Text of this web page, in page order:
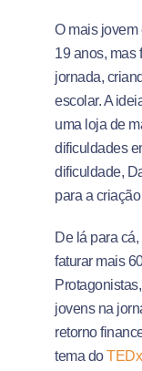
O mais jovem
19 anos, mas
jornada,
escolar. A
uma loja de
dificuldades
dificuldade,
para a
De lá para
faturar mais
jovens na
retorno
tema doTEDx